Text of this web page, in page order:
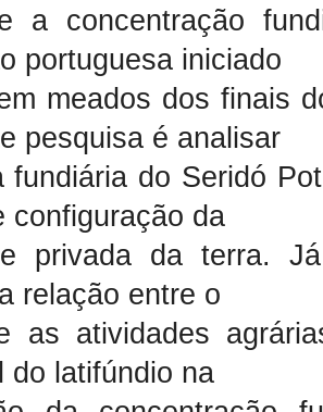
a concentração
portuguesa iniciado
meados dos finais
pesquisa é analisar
fundiária do Seridó
configuração da
privada da terra.
relação entre o
as atividades
do latifúndio na